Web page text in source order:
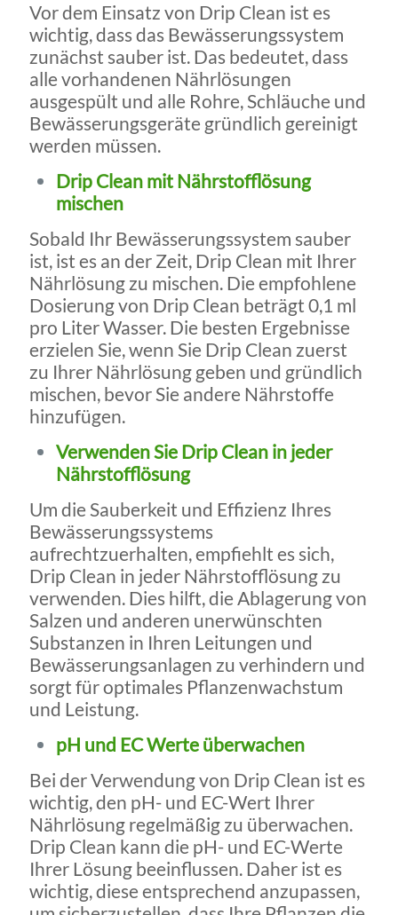
Vor dem Einsatz von Drip Clean ist es
wichtig, dass das Bewässerungssystem
zunächst sauber ist. Das bedeutet, dass
alle vorhandenen Nährlösungen
ausgespült und alle Rohre, Schläuche und
Bewässerungsgeräte gründlich gereinigt
werden müssen.
Drip Clean mit Nährstofflösung
mischen
Sobald Ihr Bewässerungssystem sauber
ist, ist es an der Zeit, Drip Clean mit Ihrer
Nährlösung zu mischen. Die empfohlene
Dosierung von Drip Clean beträgt 0,1 ml
pro Liter Wasser. Die besten Ergebnisse
erzielen Sie, wenn Sie Drip Clean zuerst
zu Ihrer Nährlösung geben und gründlich
mischen, bevor Sie andere Nährstoffe
hinzufügen.
Verwenden Sie Drip Clean in jeder
Nährstofflösung
Um die Sauberkeit und Effizienz Ihres
Bewässerungssystems
aufrechtzuerhalten, empfiehlt es sich,
Drip Clean in jeder Nährstofflösung zu
verwenden. Dies hilft, die Ablagerung von
Salzen und anderen unerwünschten
Substanzen in Ihren Leitungen und
Bewässerungsanlagen zu verhindern und
sorgt für optimales Pflanzenwachstum
und Leistung.
pH und EC Werte überwachen
Bei der Verwendung von Drip Clean ist es
wichtig, den pH- und EC-Wert Ihrer
Nährlösung regelmäßig zu überwachen.
Drip Clean kann die pH- und EC-Werte
Ihrer Lösung beeinflussen. Daher ist es
wichtig, diese entsprechend anzupassen,